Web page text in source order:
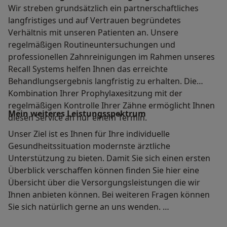
Wir streben grundsätzlich ein partnerschaftliches
langfristiges und auf Vertrauen begründetes
Verhältnis mit unseren Patienten an. Unsere
regelmäßigen Routineuntersuchungen und
professionellen Zahnreinigungen im Rahmen unseres
Recall Systems helfen Ihnen das erreichte
Behandlungsergebnis langfristig zu erhalten. Die
Kombination Ihrer Prophylaxesitzung mit der
regelmäßigen Kontrolle Ihrer Zähne ermöglicht Ihnen
diesen Service an nur einem Termin.
Mein weiteres Leistungs­spektrum
Unser Ziel ist es Ihnen für Ihre individuelle
Gesundheitssituation modernste ärztliche
Unterstützung zu bieten. Damit Sie sich einen ersten
Überblick verschaffen können finden Sie hier eine
Übersicht über die Versorgungsleistungen die wir
Ihnen anbieten können. Bei weiteren Fragen können
Sie sich natürlich gerne an uns wenden.